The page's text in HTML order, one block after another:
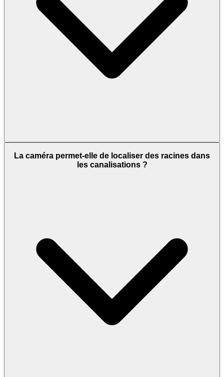
La caméra permet-elle de localiser des racines dans
les canalisations ?